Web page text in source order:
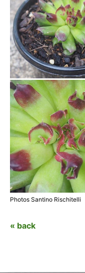
Photos Santino Rischitelli
« back